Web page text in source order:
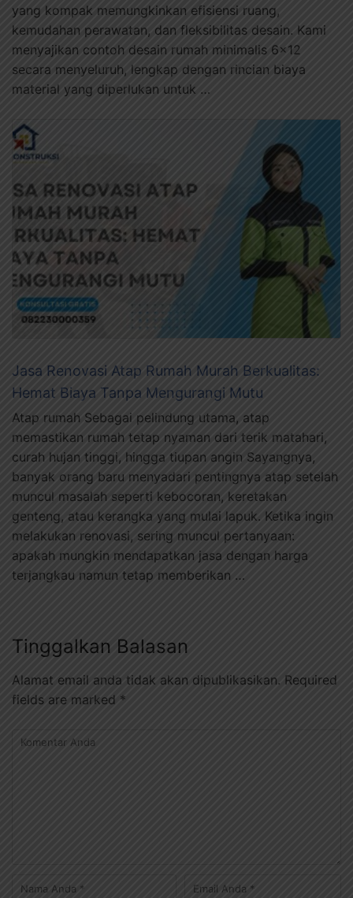
yang kompak memungkinkan efisiensi ruang,
kemudahan perawatan, dan fleksibilitas desain. Kami
menyajikan contoh desain rumah minimalis 6×12
secara menyeluruh, lengkap dengan rincian biaya
material yang diperlukan untuk …
Jasa Renovasi Atap Rumah Murah Berkualitas:
Hemat Biaya Tanpa Mengurangi Mutu
Atap rumah Sebagai pelindung utama, atap
memastikan rumah tetap nyaman dari terik matahari,
curah hujan tinggi, hingga tiupan angin Sayangnya,
banyak orang baru menyadari pentingnya atap setelah
muncul masalah seperti kebocoran, keretakan
genteng, atau kerangka yang mulai lapuk. Ketika ingin
melakukan renovasi, sering muncul pertanyaan:
apakah mungkin mendapatkan jasa dengan harga
terjangkau namun tetap memberikan …
Tinggalkan Balasan
Alamat email anda tidak akan dipublikasikan. Required
fields are marked *